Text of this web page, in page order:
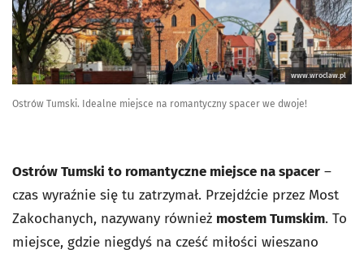
www.wroclaw.pl
Ostrów Tumski. Idealne miejsce na romantyczny spacer we dwoje!
Ostrów Tumski to romantyczne miejsce na spacer –
czas wyraźnie się tu zatrzymał. Przejdźcie przez Most
Zakochanych, nazywany również mostem Tumskim. To
miejsce, gdzie niegdyś na cześć miłości wieszano